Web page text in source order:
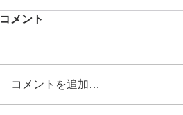
コメント
コメントを追加…